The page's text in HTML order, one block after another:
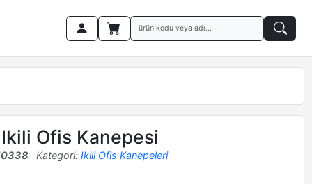
Ofis Kanepesi
Kategori:Ikili Ofis Kanepeleri